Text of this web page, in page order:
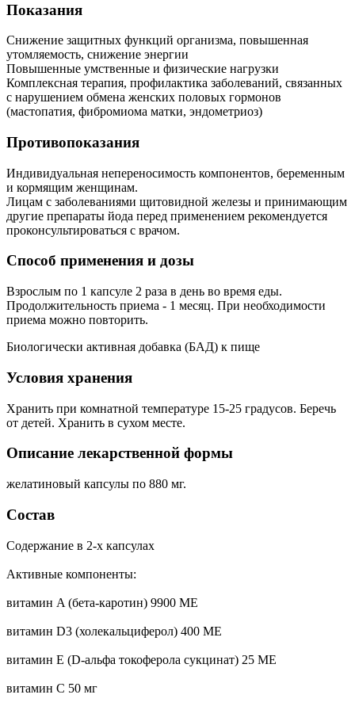
Показания
Снижение защитных функций организма, повышенная
утомляемость, снижение энергии
Повышенные умственные и физические нагрузки
Комплексная терапия, профилактика заболеваний, связанных
с нарушением обмена женских половых гормонов
(мастопатия, фибромиома матки, эндометриоз)
Противопоказания
Индивидуальная непереносимость компонентов, беременным
и кормящим женщинам.
Лицам с заболеваниями щитовидной железы и принимающим
другие препараты йода перед применением рекомендуется
проконсультироваться с врачом.
Способ применения и дозы
Взрослым по 1 капсуле 2 раза в день во время еды.
Продолжительность приема - 1 месяц. При необходимости
приема можно повторить.
Биологически активная добавка (БАД) к пище
Условия хранения
Хранить при комнатной температуре 15-25 градусов. Беречь
от детей. Хранить в сухом месте.
Описание лекарственной формы
желатиновый капсулы по 880 мг.
Состав
Содержание в 2-х капсулах
Активные компоненты:
витамин A (бета-каротин) 9900 МE
витамин D3 (холекальциферол) 400 МE
витамин E (D-альфа токоферола сукцинат) 25 МE
витамин C 50 мг